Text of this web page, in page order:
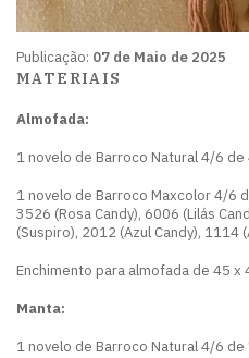
Publicação: 07 de Maio de 2025
MATERIAIS
Almofada:
1 novelo de Barroco Natural 4/6
1 novelo de Barroco Maxcolor 4/6
3526 (Rosa Candy), 6006 (Lilás
(Suspiro), 2012 (Azul Candy), 1114
Enchimento para almofada de 45 x
Manta:
1 novelo de Barroco Natural 4/6